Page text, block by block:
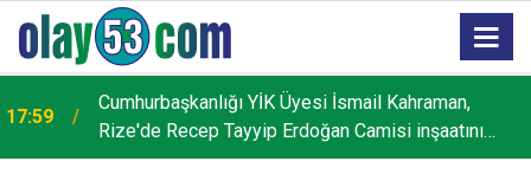
17:59
Cumhurbaşkanlığı YİK Üyesi İsmail Kahraman,
Rize'de Recep Tayyip Erdoğan Camisi inşaatını
inceledi